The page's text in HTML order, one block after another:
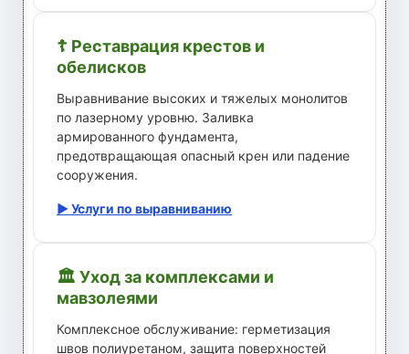
☦️ Реставрация крестов и
обелисков
Выравнивание высоких и тяжелых монолитов
по лазерному уровню. Заливка
армированного фундамента,
предотвращающая опасный крен или падение
сооружения.
▶ Услуги по выравниванию
🏛 Уход за комплексами и
мавзолеями
Комплексное обслуживание: герметизация
швов полиуретаном, защита поверхностей